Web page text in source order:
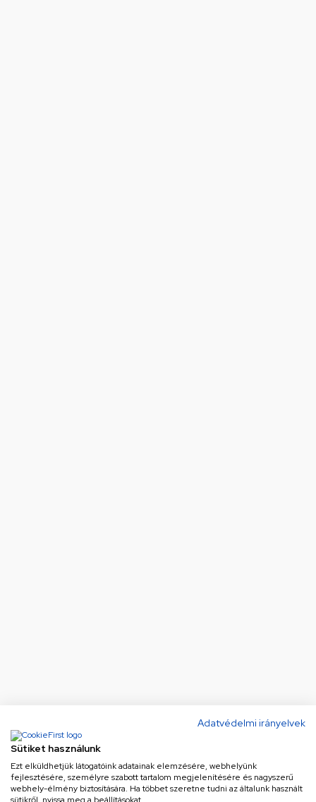
Adatvédelmi irányelvek
Sütiket használunk
Ezt elküldhetjük látogatóink adatainak elemzésére, webhelyünk
fejlesztésére, személyre szabott tartalom megjelenítésére és nagyszerű
webhely-élmény biztosítására. Ha többet szeretne tudni az általunk használt